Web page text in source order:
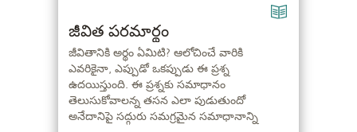
జీవిత పరమార్థం
జీవితానికి అర్థం ఏమిటి? ఆలోచించే వారికి
ఎవరికైనా, ఎప్పుడో ఒకప్పుడు ఈ ప్రశ్న
ఉదయిస్తుంది. ఈ ప్రశ్నకు సమాధానం
తెలుసుకోవాలన్న తసన ఎలా పుడుతుందో
అనేదానిపై సద్గురు సమగ్రమైన సమాధానాన్ని